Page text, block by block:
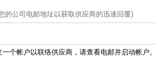
的公司电邮地址以获取供应商的迅速回覆)
个帐户以联络供应商，请查看电邮并启动帐户。